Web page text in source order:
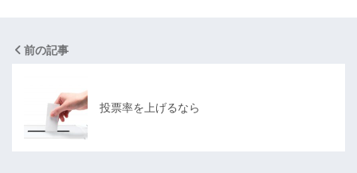
前の記事
投票率を上げるなら